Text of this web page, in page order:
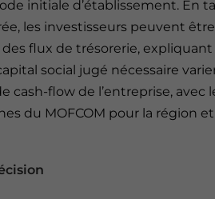
initiale d’établissement. En
les investisseurs peuvent
flux de trésorerie,
social jugé nécessaire
cash-flow de l’entreprise,
du MOFCOM pour la région et